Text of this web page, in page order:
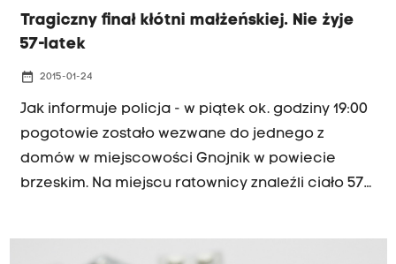
Tragiczny finał kłótni małżeńskiej. Nie żyje
57-latek
date_range 2015-01-24
Jak informuje policja - w piątek ok. godziny 19:00
pogotowie zostało wezwane do jednego z
domów w miejscowości Gnojnik w powiecie
brzeskim. Na miejscu ratownicy znaleźli ciało 57-